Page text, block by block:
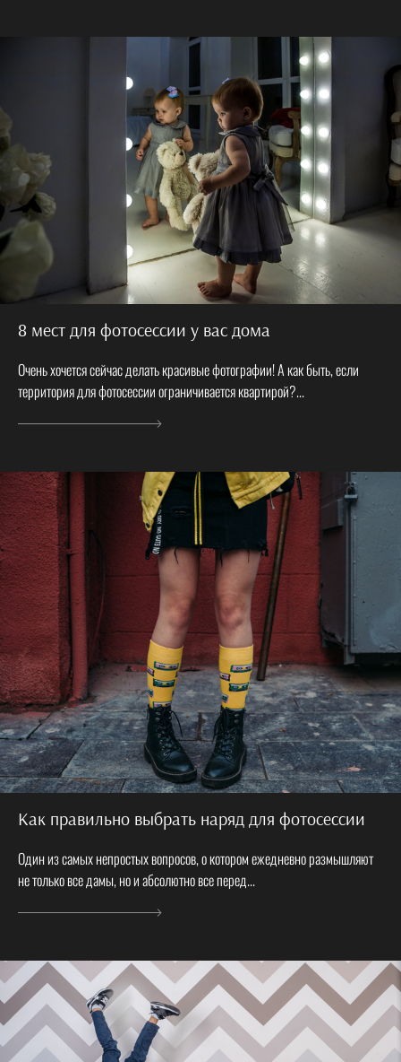
8 мест для фотосессии у вас дома
Очень хочется сейчас делать красивые фотографии! А как быть, если
территория для фотосессии ограничивается квартирой?...
Как правильно выбрать наряд для фотосессии
Один из самых непростых вопросов, о котором ежедневно размышляют
не только все дамы, но и абсолютно все перед...